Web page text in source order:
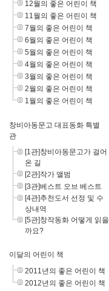
12월의 좋은 어린이 책
11월의 좋은 어린이 책
7월의 좋은 어린이 책
6월의 좋은 어린이 책
5월의 좋은 어린이 책
4월의 좋은 어린이 책
3월의 좋은 어린이 책
2월의 좋은 어린이 책
1월의 좋은 어린이 책
창비아동문고 대표동화 특별
관
[1관]창비아동문고가 걸어
온 길
[2관]작가 앨범
[3관]베스트 오브 베스트
[4관]추천도서 선정 및 수
상내역
[5관]창작동화 어떻게 읽을
까요?
이달의 어린이 책
2011년의 좋은 어린이 책
2012년의 좋은 어린이 책